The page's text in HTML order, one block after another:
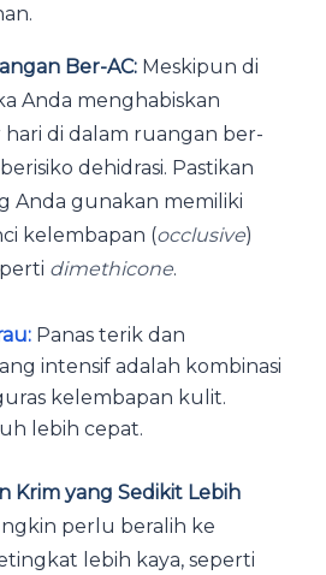
Ber-AC: Meskipun di
Anda menghabiskan
hari di dalam ruangan ber-
dehidrasi. Pastikan
Anda gunakan memiliki
kelembapan (occlusive)
dimethicone.
Panas terik dan
intensif adalah kombinasi
kelembapan kulit.
lebih cepat.
Krim yang Sedikit Lebih
perlu beralih ke
lebih kaya, seperti